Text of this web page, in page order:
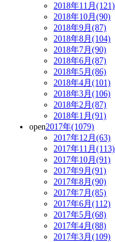
2018年11月(121)
2018年10月(90)
2018年9月(87)
2018年8月(104)
2018年7月(90)
2018年6月(87)
2018年5月(86)
2018年4月(101)
2018年3月(106)
2018年2月(87)
2018年1月(91)
open2017年(1079)
2017年12月(63)
2017年11月(113)
2017年10月(91)
2017年9月(91)
2017年8月(90)
2017年7月(85)
2017年6月(112)
2017年5月(68)
2017年4月(88)
2017年3月(109)